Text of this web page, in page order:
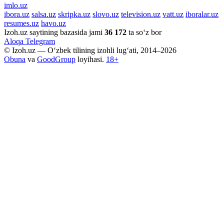
imlo.uz
ibora.uz salsa.uz skripka.uz slovo.uz television.uz vatt.uz iboralar.uz
resumes.uz havo.uz
Izoh.uz saytining bazasida jami 36 172 ta so‘z bor
Aloqa Telegram
© Izoh.uz — O‘zbek tilining izohli lug‘ati, 2014–2026
Obuna va GoodGroup loyihasi. 18+